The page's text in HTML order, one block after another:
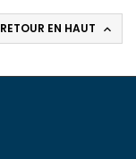
RETOUR EN HAUT 